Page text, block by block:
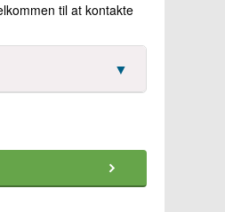
til at kontakte
▼